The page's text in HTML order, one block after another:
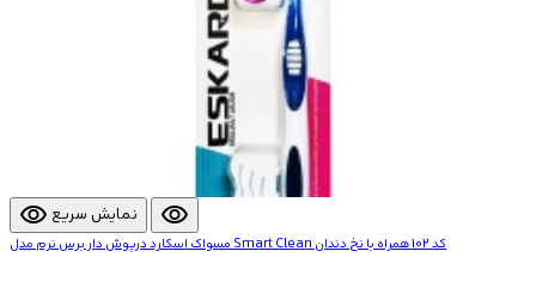
visibility نمایش سریع visibility
مسواک اسکارد درپوش دار برس نرم مدل Smart Clean کد 102 همراه با نخ دندان